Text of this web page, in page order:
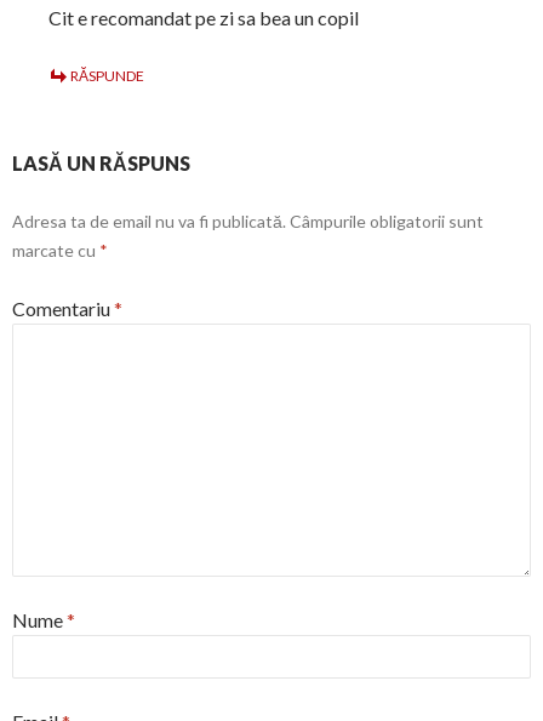
Cit e recomandat pe zi sa bea un copil
RĂSPUNDE
LASĂ UN RĂSPUNS
Adresa ta de email nu va fi publicată. Câmpurile obligatorii sunt
marcate cu *
Comentariu*
Nume*